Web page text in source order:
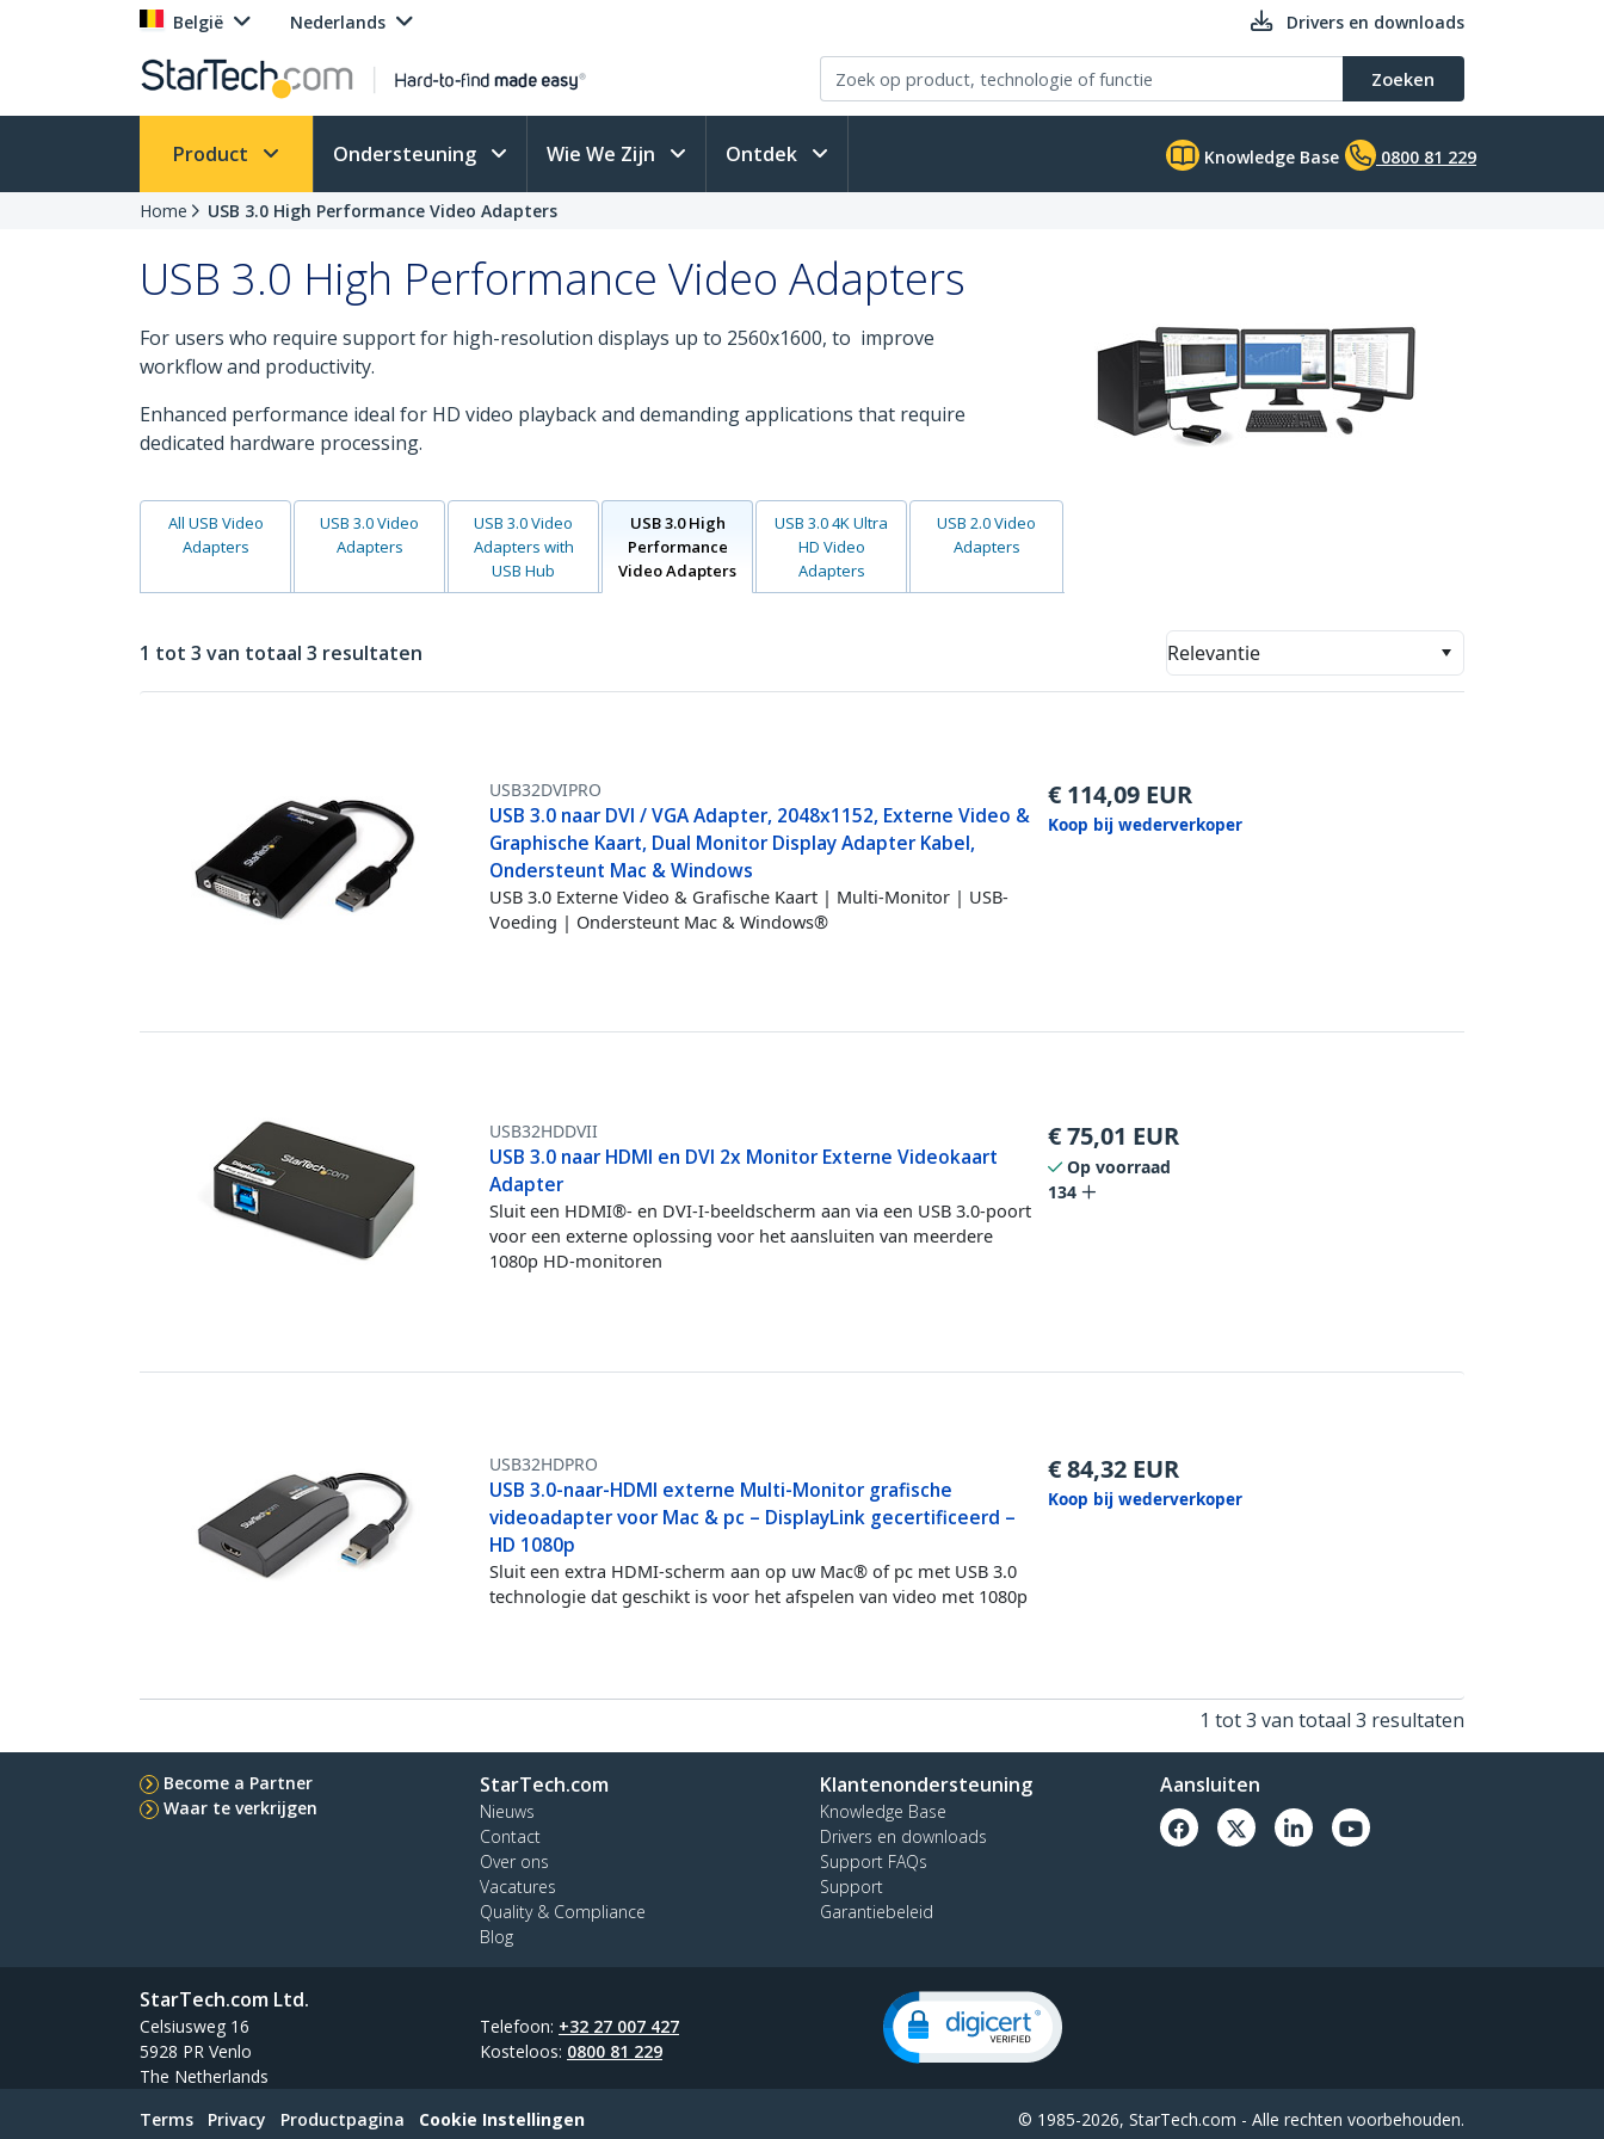
België Nederlands Drivers en downloads
Zoeken
Product Ondersteuning Wie We Zijn Ontdek Knowledge Base 0800 81 229
Home USB 3.0 High Performance Video Adapters
USB 3.0 High Performance Video Adapters
For users who require support for high-resolution displays up to 2560x1600, to improve
workflow and productivity.
Enhanced performance ideal for HD video playback and demanding applications that require
dedicated hardware processing.
All USB Video
Adapters
USB 3.0 Video
Adapters
USB 3.0 Video
Adapters with
USB Hub
USB 3.0 High
Performance
Video Adapters
USB 3.0 4K Ultra
HD Video
Adapters
USB 2.0 Video
Adapters
1 tot 3 van totaal 3 resultaten Relevantie
USB32DVIPRO
USB 3.0 naar DVI / VGA Adapter, 2048x1152, Externe Video &
Graphische Kaart, Dual Monitor Display Adapter Kabel,
Ondersteunt Mac & Windows
USB 3.0 Externe Video & Grafische Kaart | Multi-Monitor | USB-
Voeding | Ondersteunt Mac & Windows®
€ 114,09 EUR
Koop bij wederverkoper
USB32HDDVII
USB 3.0 naar HDMI en DVI 2x Monitor Externe Videokaart
Adapter
Sluit een HDMI®- en DVI-I-beeldscherm aan via een USB 3.0-poort
voor een externe oplossing voor het aansluiten van meerdere
1080p HD-monitoren
€75,01 EUR
Op voorraad
134
USB32HDPRO
USB 3.0-naar-HDMI externe Multi-Monitor grafische
videoadapter voor Mac & pc – DisplayLink gecertificeerd –
HD 1080p
Sluit een extra HDMI-scherm aan op uw Mac® of pc met USB 3.0
technologie dat geschikt is voor het afspelen van video met 1080p
€84,32 EUR
Koop bij wederverkoper
1 tot 3 van totaal 3 resultaten
Become a Partner
Waar te verkrijgen
StarTech.com
Nieuws
Contact
Over ons
Vacatures
Quality & Compliance
Blog
Klantenondersteuning
Knowledge Base
Drivers en downloads
Support FAQs
Support
Garantiebeleid
Aansluiten
StarTech.com Ltd.
Celsiusweg 16
5928 PR Venlo
The Netherlands
Telefoon: +32 27 007 427
Kosteloos: 0800 81 229
Terms Privacy Productpagina Cookie Instellingen © 1985-2026, StarTech.com - Alle rechten voorbehouden.